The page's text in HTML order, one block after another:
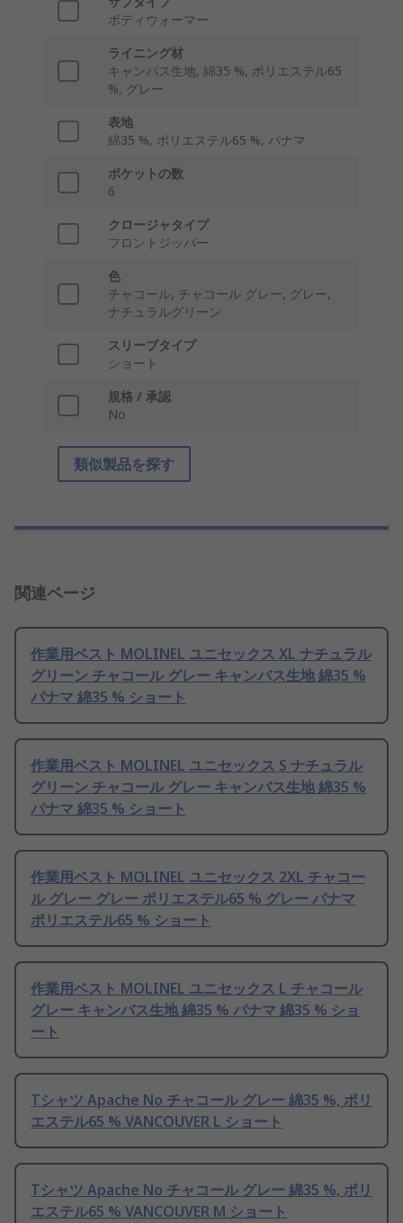
ボディウォーマー
ライニング材
キャンバス生地, 綿35 %, ポリエステル65
%, グレー
表地
綿35 %, ポリエステル65 %, パナマ
ポケットの数
6
クロージャタイプ
フロントジッパー
色
チャコール, チャコール グレー, グレー,
ナチュラルグリーン
スリーブタイプ
ショート
規格 / 承認
No
類似製品を探す
関連ページ
作業用ベスト MOLINEL ユニセックス XL ナチュラル
グリーン チャコール グレー キャンバス生地 綿35 %
パナマ 綿35 % ショート
作業用ベスト MOLINEL ユニセックス S ナチュラル
グリーン チャコール グレー キャンバス生地 綿35 %
パナマ 綿35 % ショート
作業用ベスト MOLINEL ユニセックス 2XL チャコー
ル グレー グレー ポリエステル65 % グレー パナマ
ポリエステル65 % ショート
作業用ベスト MOLINEL ユニセックス L チャコール
グレー キャンバス生地 綿35 % パナマ 綿35 % ショ
ート
Tシャツ Apache No チャコール グレー 綿35 %, ポリ
エステル65 % VANCOUVER L ショート
Tシャツ Apache No チャコール グレー 綿35 %, ポリ
エステル65 % VANCOUVER M ショート